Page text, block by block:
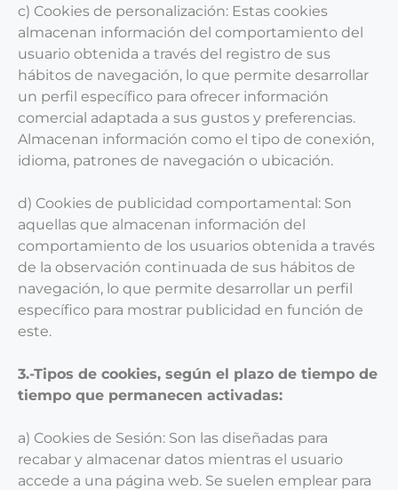
c) Cookies de personalización: Estas cookies
almacenan información del comportamiento del
usuario obtenida a través del registro de sus
hábitos de navegación, lo que permite desarrollar
un perfil específico para ofrecer información
comercial adaptada a sus gustos y preferencias.
Almacenan información como el tipo de conexión,
idioma, patrones de navegación o ubicación.
d) Cookies de publicidad comportamental: Son
aquellas que almacenan información del
comportamiento de los usuarios obtenida a través
de la observación continuada de sus hábitos de
navegación, lo que permite desarrollar un perfil
específico para mostrar publicidad en función de
este.
3.-Tipos de cookies, según el plazo de tiempo de
tiempo que permanecen activadas:
a) Cookies de Sesión: Son las diseñadas para
recabar y almacenar datos mientras el usuario
accede a una página web. Se suelen emplear para